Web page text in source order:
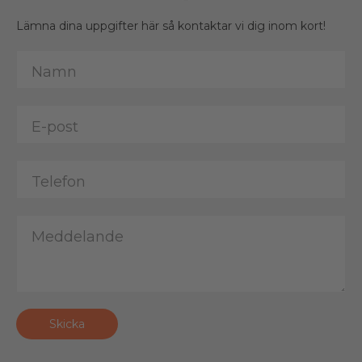
Lämna dina uppgifter här så kontaktar vi dig inom kort!